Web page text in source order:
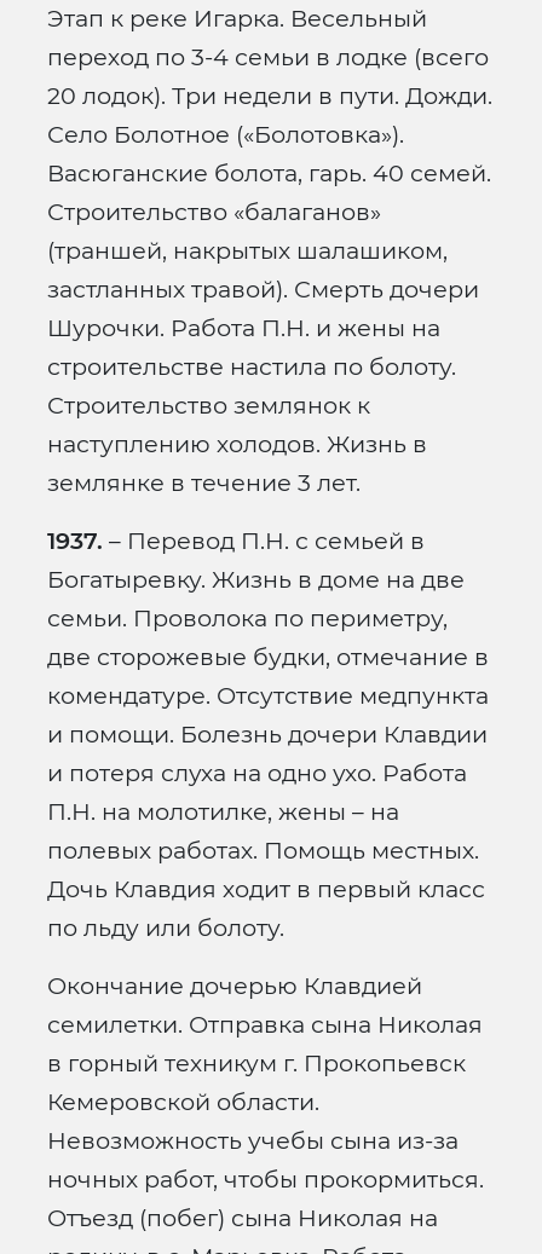
Этап к реке Игарка. Весельный
переход по 3-4 семьи в лодке (всего
20 лодок). Три недели в пути. Дожди.
Село Болотное («Болотовка»).
Васюганские болота, гарь. 40 семей.
Строительство «балаганов»
(траншей, накрытых шалашиком,
застланных травой). Смерть дочери
Шурочки. Работа П.Н. и жены на
строительстве настила по болоту.
Строительство землянок к
наступлению холодов. Жизнь в
землянке в течение 3 лет.
1937. – Перевод П.Н. с семьей в
Богатыревку. Жизнь в доме на две
семьи. Проволока по периметру,
две сторожевые будки, отмечание в
комендатуре. Отсутствие медпункта
и помощи. Болезнь дочери Клавдии
и потеря слуха на одно ухо. Работа
П.Н. на молотилке, жены – на
полевых работах. Помощь местных.
Дочь Клавдия ходит в первый класс
по льду или болоту.
Окончание дочерью Клавдией
семилетки. Отправка сына Николая
в горный техникум г. Прокопьевск
Кемеровской области.
Невозможность учебы сына из-за
ночных работ, чтобы прокормиться.
Отъезд (побег) сына Николая на